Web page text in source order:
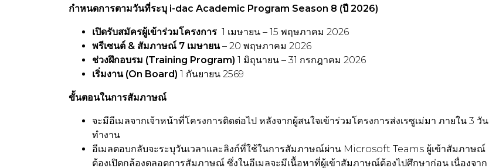
กำหนดการตามวันที่ระบุ i-dac Academic Program Season 8 (ปี 2026)
เปิดรับสมัครผู้เข้าร่วมโครงการ 1 เมษายน – 15 พฤษภาคม 2026
พรีเซนต์ & สัมภาษณ์ 7 เมษายน– 20 พฤษภาคม 2026
ช่วงฝึกอบรม (Training Program) 1 มิถุนายน – 31 กรกฎาคม 2026
เริ่มงาน (On Board) 1 กันยายน 2569
ขั้นตอนในการสัมภาษณ์
จะมีอีเมลจากเจ้าหน้าที่โครงการติดต่อไป หลังจากผู้สนใจเข้าร่วมโครงการส่งเรซูเม่มา ภายใน 3 วัน
ทำงาน
อีเมลตอบกลับจะระบุวันเวลาและลิงก์ที่ใช้ในการสัมภาษณ์ผ่าน Microsoft Teams ผู้เข้าสัมภาษณ์
ต้องเปิดกล้องตลอดการสัมภาษณ์ ซึ่งในอีเมลจะมีเนื้อหาที่ผู้เข้าสัมภาษณ์ต้องไปศึกษาก่อน เนื่องจาก